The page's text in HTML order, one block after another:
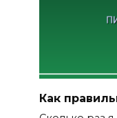
Как